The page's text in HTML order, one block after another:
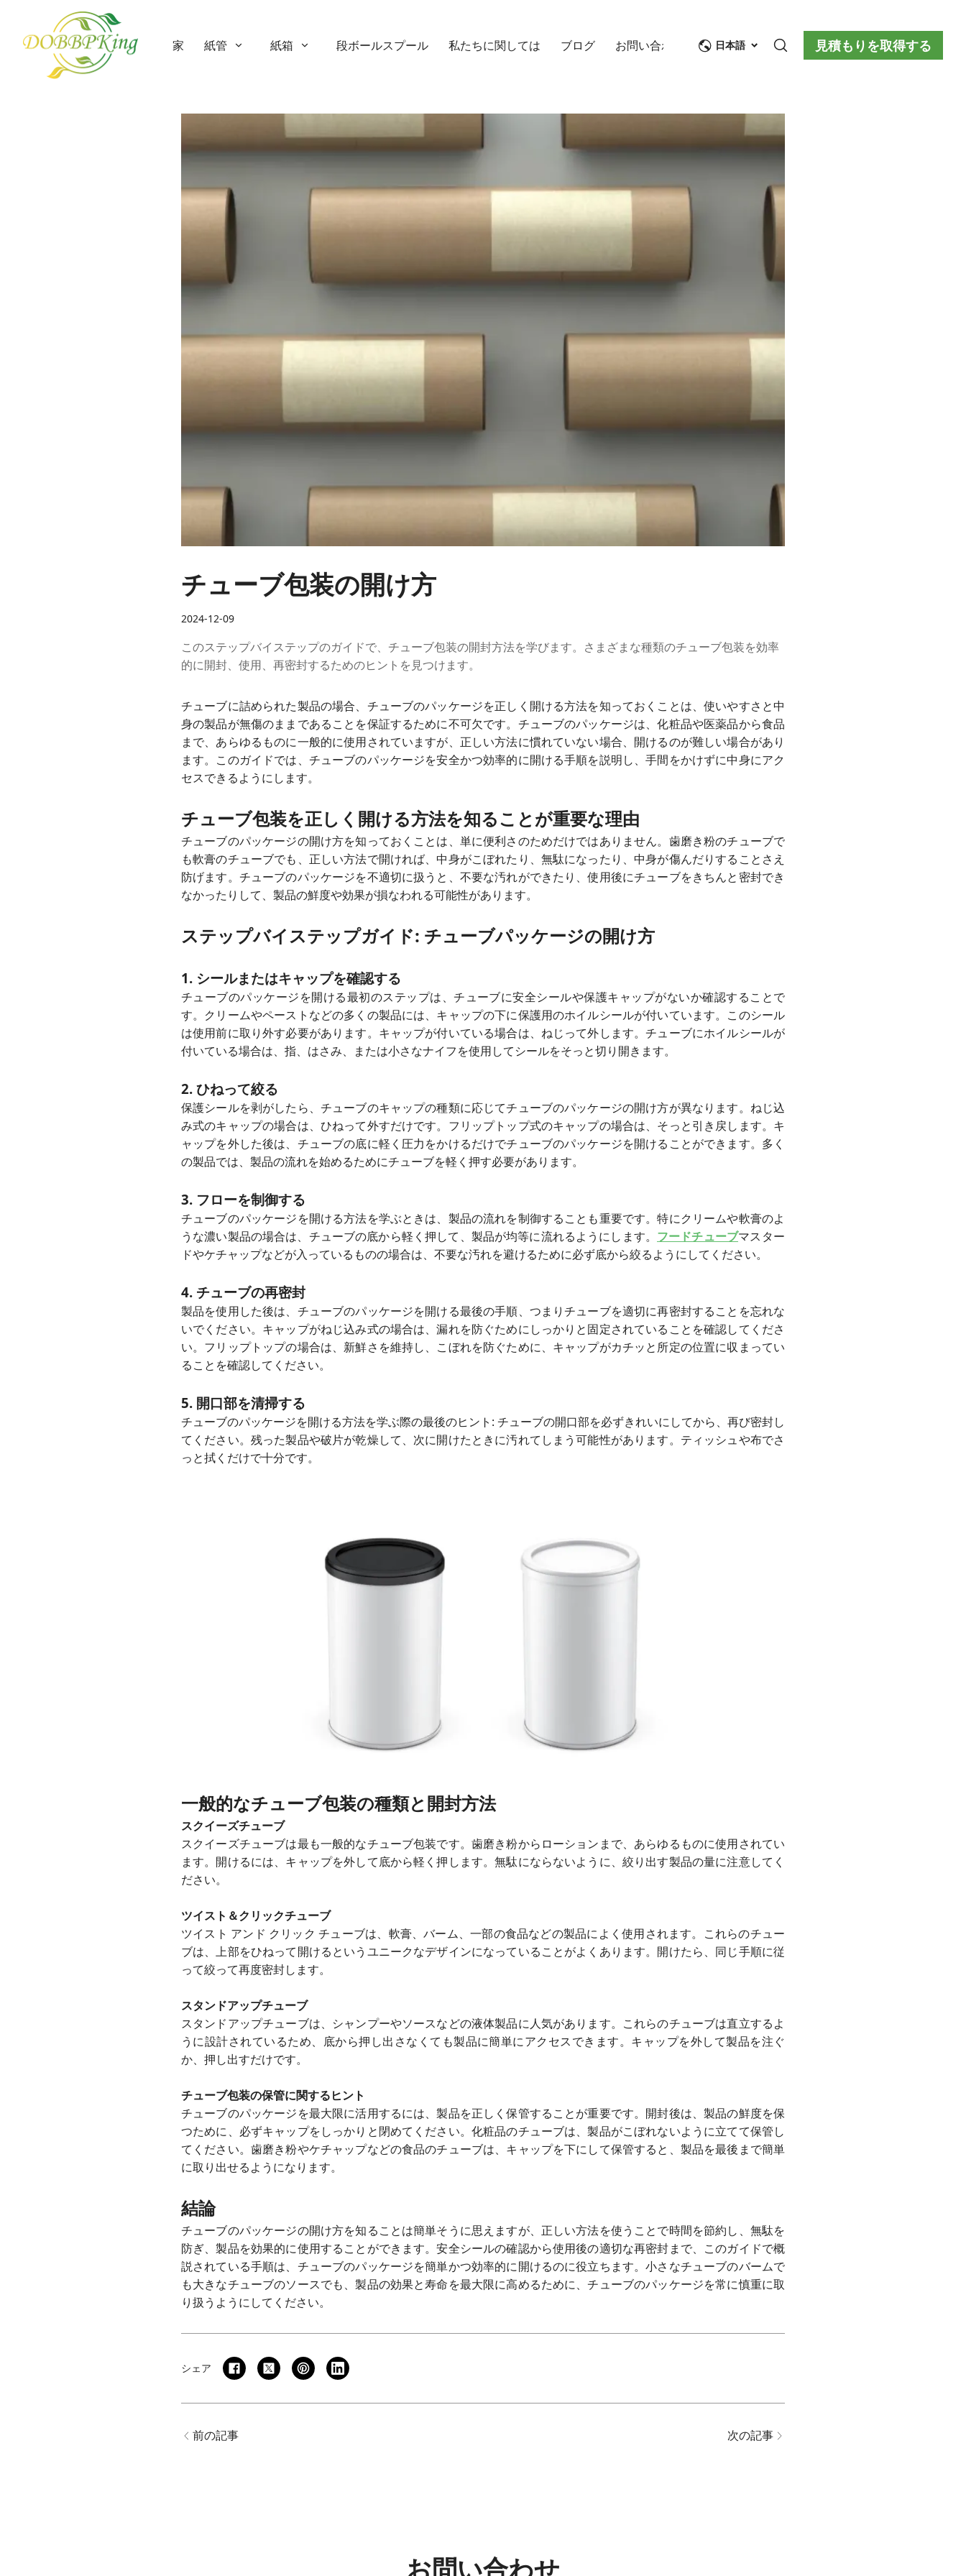
家 紙管 紙箱 段ボールスプール 私たちに関しては ブログ お問い合わせ 日本語 見積もりを取得する
チューブ包装の開け方
2024-12-09
このステップバイステップのガイドで、チューブ包装の開封方法を学びます。さまざまな種類のチューブ包装を効率
的に開封、使用、再密封するためのヒントを見つけます。
チューブに詰められた製品の場合、チューブのパッケージを正しく開ける方法を知っておくことは、使いやすさと中
身の製品が無傷のままであることを保証するために不可欠です。チューブのパッケージは、化粧品や医薬品から食品
まで、あらゆるものに一般的に使用されていますが、正しい方法に慣れていない場合、開けるのが難しい場合があり
ます。このガイドでは、チューブのパッケージを安全かつ効率的に開ける手順を説明し、手間をかけずに中身にアク
セスできるようにします。
チューブ包装を正しく開ける方法を知ることが重要な理由
チューブのパッケージの開け方を知っておくことは、単に便利さのためだけではありません。歯磨き粉のチューブで
も軟膏のチューブでも、正しい方法で開ければ、中身がこぼれたり、無駄になったり、中身が傷んだりすることさえ
防げます。チューブのパッケージを不適切に扱うと、不要な汚れができたり、使用後にチューブをきちんと密封でき
なかったりして、製品の鮮度や効果が損なわれる可能性があります。
ステップバイステップガイド: チューブパッケージの開け方
1. シールまたはキャップを確認する
チューブのパッケージを開ける最初のステップは、チューブに安全シールや保護キャップがないか確認することで
す。クリームやペーストなどの多くの製品には、キャップの下に保護用のホイルシールが付いています。このシール
は使用前に取り外す必要があります。キャップが付いている場合は、ねじって外します。チューブにホイルシールが
付いている場合は、指、はさみ、または小さなナイフを使用してシールをそっと切り開きます。
2. ひねって絞る
保護シールを剥がしたら、チューブのキャップの種類に応じてチューブのパッケージの開け方が異なります。ねじ込
み式のキャップの場合は、ひねって外すだけです。フリップトップ式のキャップの場合は、そっと引き戻します。キ
ャップを外した後は、チューブの底に軽く圧力をかけるだけでチューブのパッケージを開けることができます。多く
の製品では、製品の流れを始めるためにチューブを軽く押す必要があります。
3. フローを制御する
チューブのパッケージを開ける方法を学ぶときは、製品の流れを制御することも重要です。特にクリームや軟膏のよ
うな濃い製品の場合は、チューブの底から軽く押して、製品が均等に流れるようにします。 フードチューブマスター
ドやケチャップなどが入っているものの場合は、不要な汚れを避けるために必ず底から絞るようにしてください。
4. チューブの再密封
製品を使用した後は、チューブのパッケージを開ける最後の手順、つまりチューブを適切に再密封することを忘れな
いでください。キャップがねじ込み式の場合は、漏れを防ぐためにしっかりと固定されていることを確認してくださ
い。フリップトップの場合は、新鮮さを維持し、こぼれを防ぐために、キャップがカチッと所定の位置に収まってい
ることを確認してください。
5. 開口部を清掃する
チューブのパッケージを開ける方法を学ぶ際の最後のヒント: チューブの開口部を必ずきれいにしてから、再び密封し
てください。残った製品や破片が乾燥して、次に開けたときに汚れてしまう可能性があります。ティッシュや布でさ
っと拭くだけで十分です。
一般的なチューブ包装の種類と開封方法
スクイーズチューブ
スクイーズチューブは最も一般的なチューブ包装です。歯磨き粉からローションまで、あらゆるものに使用されてい
ます。開けるには、キャップを外して底から軽く押します。無駄にならないように、絞り出す製品の量に注意してく
ださい。
ツイスト＆クリックチューブ
ツイスト アンド クリック チューブは、軟膏、バーム、一部の食品などの製品によく使用されます。これらのチュー
ブは、上部をひねって開けるというユニークなデザインになっていることがよくあります。開けたら、同じ手順に従
って絞って再度密封します。
スタンドアップチューブ
スタンドアップチューブは、シャンプーやソースなどの液体製品に人気があります。これらのチューブは直立するよ
うに設計されているため、底から押し出さなくても製品に簡単にアクセスできます。キャップを外して製品を注ぐ
か、押し出すだけです。
チューブ包装の保管に関するヒント
チューブのパッケージを最大限に活用するには、製品を正しく保管することが重要です。開封後は、製品の鮮度を保
つために、必ずキャップをしっかりと閉めてください。化粧品のチューブは、製品がこぼれないように立てて保管し
てください。歯磨き粉やケチャップなどの食品のチューブは、キャップを下にして保管すると、製品を最後まで簡単
に取り出せるようになります。
結論
チューブのパッケージの開け方を知ることは簡単そうに思えますが、正しい方法を使うことで時間を節約し、無駄を
防ぎ、製品を効果的に使用することができます。安全シールの確認から使用後の適切な再密封まで、このガイドで概
説されている手順は、チューブのパッケージを簡単かつ効率的に開けるのに役立ちます。小さなチューブのバームで
も大きなチューブのソースでも、製品の効果と寿命を最大限に高めるために、チューブのパッケージを常に慎重に取
り扱うようにしてください。
シェア
前の記事 次の記事
お問い合わせ